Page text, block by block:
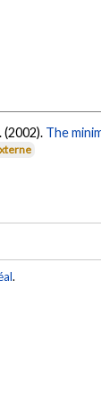
(2002). The
.